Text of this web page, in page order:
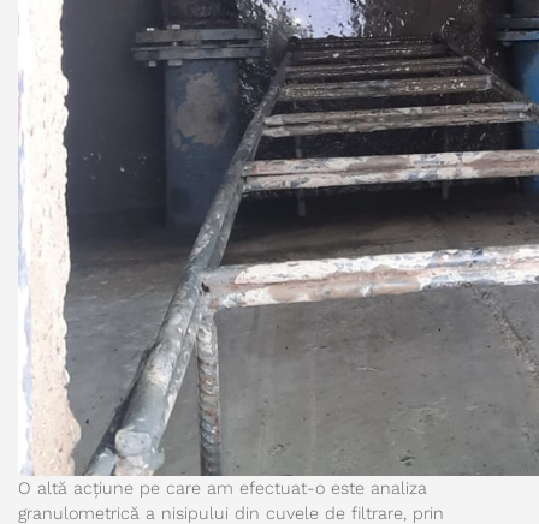
O altă acțiune pe care am efectuat-o este analiza
granulometrică a nisipului din cuvele de filtrare, prin